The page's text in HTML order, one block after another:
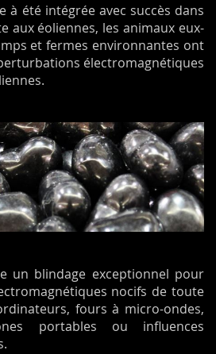
à été intégrée avec succès dans
aux éoliennes, les animaux eux-
et fermes environnantes ont
électromagnétiques
un blindage exceptionnel pour
nocifs de toute
fours à micro-ondes,
portables ou influences